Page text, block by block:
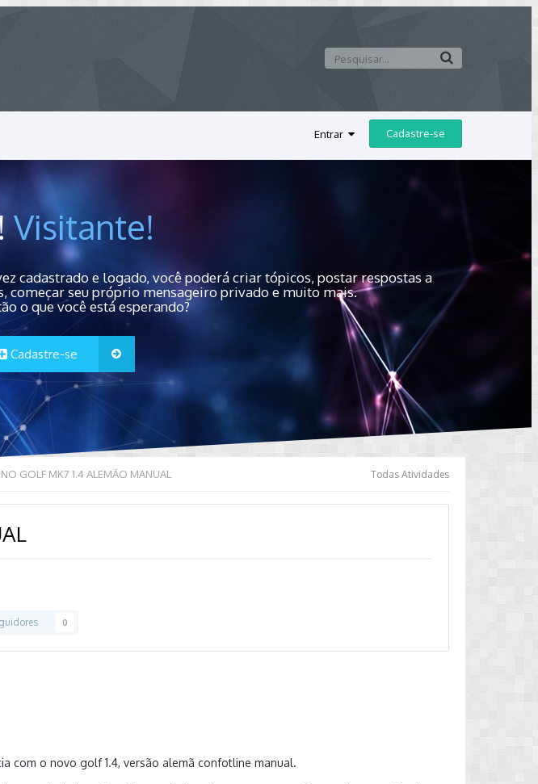
Entrar Cadastre-se
Visitante!
cadastrado e logado, você poderá criar tópicos, postar respostas a
começar seu próprio mensageiro privado e muito mais.
o que você está esperando?
Cadastre-se
Todas Atividades
GOLF MK7 1.4 ALEMÃO MANUAL
0
com o novo golf 1.4, versão alemã confotline manual.